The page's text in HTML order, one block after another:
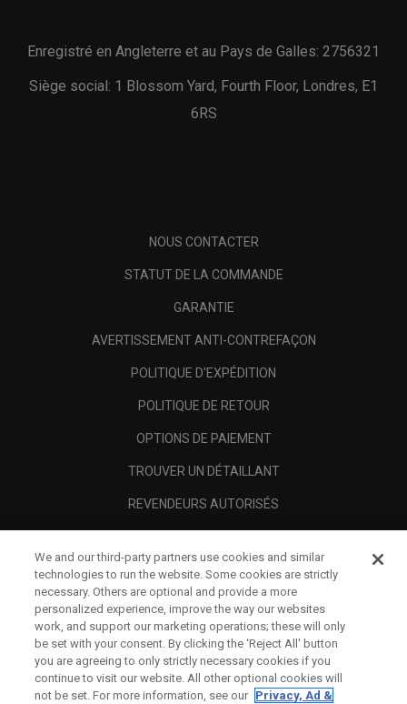
Enregistré en Angleterre et au Pays de Galles: 2756321
Siège social: 1 Blossom Yard, Fourth Floor, Londres, E1
6RS
NOUS CONTACTER
STATUT DE LA COMMANDE
GARANTIE
AVERTISSEMENT ANTI-CONTREFAÇON
POLITIQUE D'EXPÉDITION
POLITIQUE DE RETOUR
OPTIONS DE PAIEMENT
TROUVER UN DÉTAILLANT
REVENDEURS AUTORISÉS
A PROPOS
MENTIONS LÉGALES
We and our third-party partners use cookies and similar
technologies to run the website. Some cookies are strictly
necessary. Others are optional and provide a more
personalized experience, improve the way our websites
work, and support our marketing operations; these will only
be set with your consent. By clicking the ‘Reject All' button
you are agreeing to only strictly necessary cookies if you
continue to visit our website. All other optional cookies will
not be set. For more information, see our Privacy, Ad &